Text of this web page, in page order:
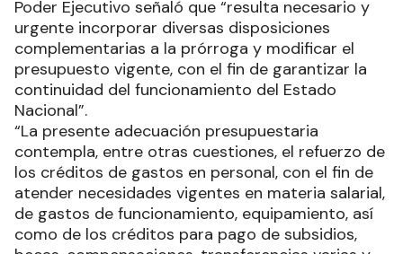
Poder Ejecutivo señaló que “resulta necesario y
urgente incorporar diversas disposiciones
complementarias a la prórroga y modificar el
presupuesto vigente, con el fin de garantizar la
continuidad del funcionamiento del Estado
Nacional”.
“La presente adecuación presupuestaria
contempla, entre otras cuestiones, el refuerzo de
los créditos de gastos en personal, con el fin de
atender necesidades vigentes en materia salarial,
de gastos de funcionamiento, equipamiento, así
como de los créditos para pago de subsidios,